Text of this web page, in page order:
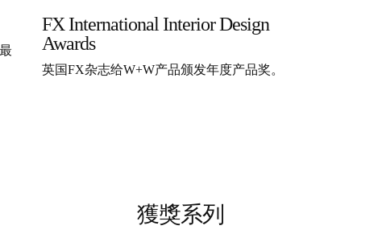
FX International Interior Design
Awards
英国FX杂志给W+W产品颁发年度产品奖。
獲獎系列